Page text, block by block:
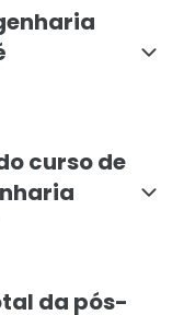
curso de
da pós-